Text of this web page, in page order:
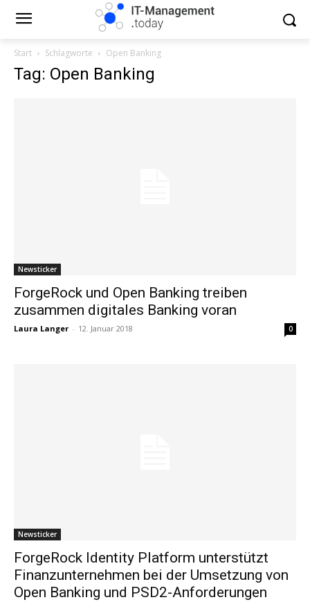
Start Schlagworte Open Banking
Tag: Open Banking
Newsticker
ForgeRock und Open Banking treiben
zusammen digitales Banking voran
Laura Langer - 12. Januar 2018 0
Newsticker
ForgeRock Identity Platform unterstützt
Finanzunternehmen bei der Umsetzung von
Open Banking und PSD2-Anforderungen